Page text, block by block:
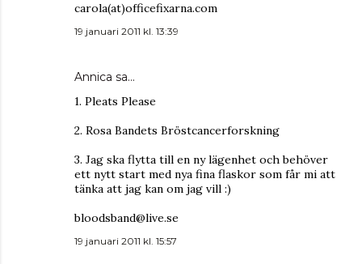
carola(at)officefixarna.com
19 januari 2011 kl. 13:39
Annica sa…
1. Pleats Please
2. Rosa Bandets Bröstcancerforskning
3. Jag ska flytta till en ny lägenhet och behöver
ett nytt start med nya fina flaskor som får mi att
tänka att jag kan om jag vill :)
bloodsband@live.se
19 januari 2011 kl. 15:57